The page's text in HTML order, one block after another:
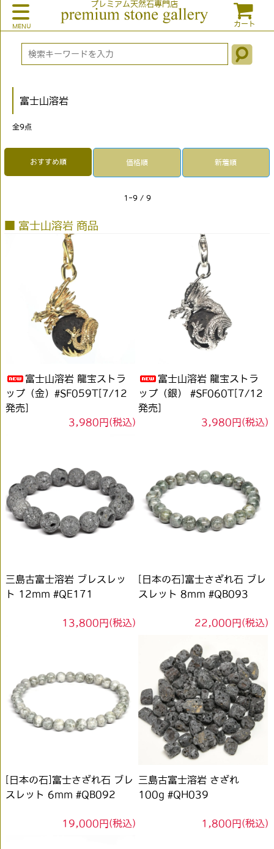
プレミアム天然石専門店
カート
富士山溶岩
全9点
おすすめ順 価格順 新着順
1-9 / 9
■ 富士山溶岩 商品
富士山溶岩 龍宝ストラ
ップ（金）#SF059T[7/12
発売]
3,980円(税込)
富士山溶岩 龍宝ストラ
ップ（銀） #SF060T[7/12
発売]
3,980円(税込)
三島古富士溶岩 ブレスレッ
ト 12mm #QE171
13,800円(税込)
[日本の石]富士さざれ石 ブレ
スレット 8mm #QB093
22,000円(税込)
[日本の石]富士さざれ石 ブレ
スレット 6mm #QB092
19,000円(税込)
三島古富士溶岩 さざれ
100g #QH039
1,800円(税込)